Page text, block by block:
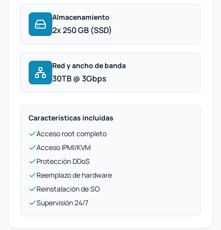
Almacenamiento
2x 250 GB (SSD)
Red y ancho de banda
30TB @ 3Gbps
Características incluidas
Acceso root completo
Acceso IPMI/KVM
Protección DDoS
Reemplazo de hardware
Reinstalación de SO
Supervisión 24/7